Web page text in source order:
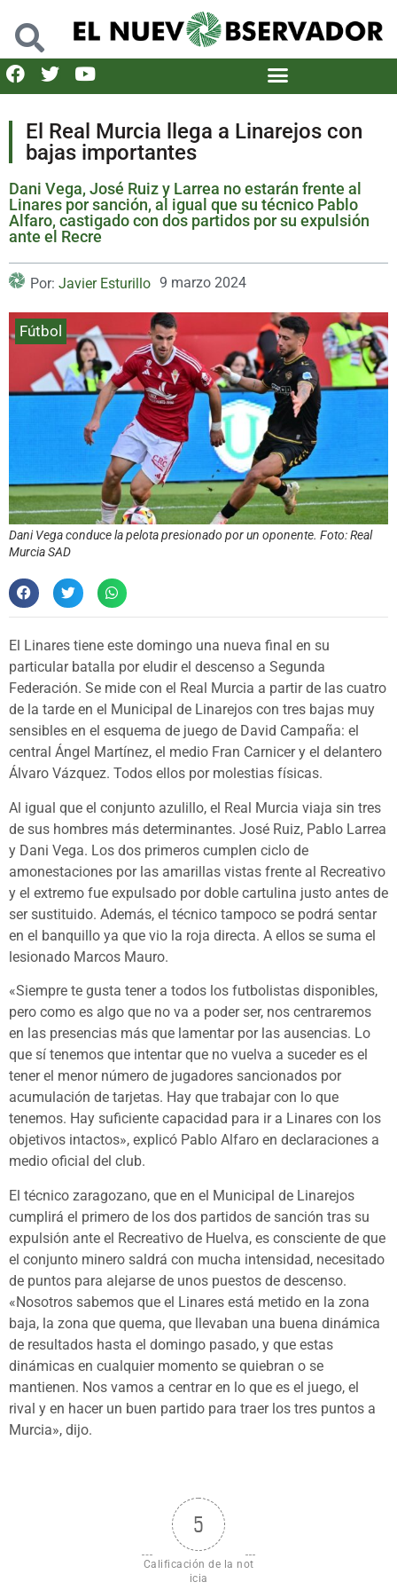
El Real Murcia llega a Linarejos con
bajas importantes
Dani Vega, José Ruiz y Larrea no estarán frente al
Linares por sanción, al igual que su técnico Pablo
Alfaro, castigado con dos partidos por su expulsión
ante el Recre
Por: Javier Esturillo 9 marzo 2024
Fútbol
Dani Vega conduce la pelota presionado por un oponente. Foto: Real
Murcia SAD
El Linares tiene este domingo una nueva final en su
particular batalla por eludir el descenso a Segunda
Federación. Se mide con el Real Murcia a partir de las cuatro
de la tarde en el Municipal de Linarejos con tres bajas muy
sensibles en el esquema de juego de David Campaña: el
central Ángel Martínez, el medio Fran Carnicer y el delantero
Álvaro Vázquez. Todos ellos por molestias físicas.
Al igual que el conjunto azulillo, el Real Murcia viaja sin tres
de sus hombres más determinantes. José Ruiz, Pablo Larrea
y Dani Vega. Los dos primeros cumplen ciclo de
amonestaciones por las amarillas vistas frente al Recreativo
y el extremo fue expulsado por doble cartulina justo antes de
ser sustituido. Además, el técnico tampoco se podrá sentar
en el banquillo ya que vio la roja directa. A ellos se suma el
lesionado Marcos Mauro.
«Siempre te gusta tener a todos los futbolistas disponibles,
pero como es algo que no va a poder ser, nos centraremos
en las presencias más que lamentar por las ausencias. Lo
que sí tenemos que intentar que no vuelva a suceder es el
tener el menor número de jugadores sancionados por
acumulación de tarjetas. Hay que trabajar con lo que
tenemos. Hay suficiente capacidad para ir a Linares con los
objetivos intactos», explicó Pablo Alfaro en declaraciones a
medio oficial del club.
El técnico zaragozano, que en el Municipal de Linarejos
cumplirá el primero de los dos partidos de sanción tras su
expulsión ante el Recreativo de Huelva, es consciente de que
el conjunto minero saldrá con mucha intensidad, necesitado
de puntos para alejarse de unos puestos de descenso.
«Nosotros sabemos que el Linares está metido en la zona
baja, la zona que quema, que llevaban una buena dinámica
de resultados hasta el domingo pasado, y que estas
dinámicas en cualquier momento se quiebran o se
mantienen. Nos vamos a centrar en lo que es el juego, el
rival y en hacer un buen partido para traer los tres puntos a
Murcia», dijo.
5
Calificación de la not
icia